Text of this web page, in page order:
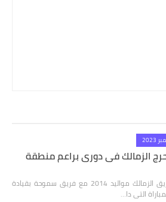
الزمالك فى دورى براعم منطقة
كتب -مسعد مجاهد تعادل فريق الزمالك مواليد 2014 مع فريق سموحة بقيادة
التى دا…